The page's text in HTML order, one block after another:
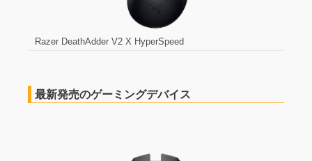
Razer DeathAdder V2 X HyperSpeed
最新発売のゲーミングデバイス